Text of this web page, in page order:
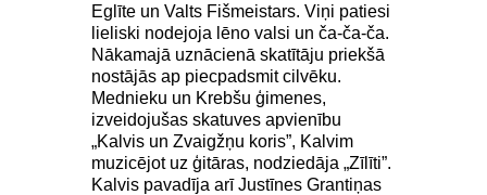
Eglīte un Valts Fišmeistars. Viņi patiesi
lieliski nodejoja lēno valsi un ča-ča-ča.
Nākamajā uznācienā skatītāju priekšā
nostājās ap piecpadsmit cilvēku.
Mednieku un Krebšu ģimenes,
izveidojušas skatuves apvienību
„Kalvis un Zvaigžņu koris”, Kalvim
muzicējot uz ģitāras, nodziedāja „Zīlīti”.
Kalvis pavadīja arī Justīnes Grantiņas